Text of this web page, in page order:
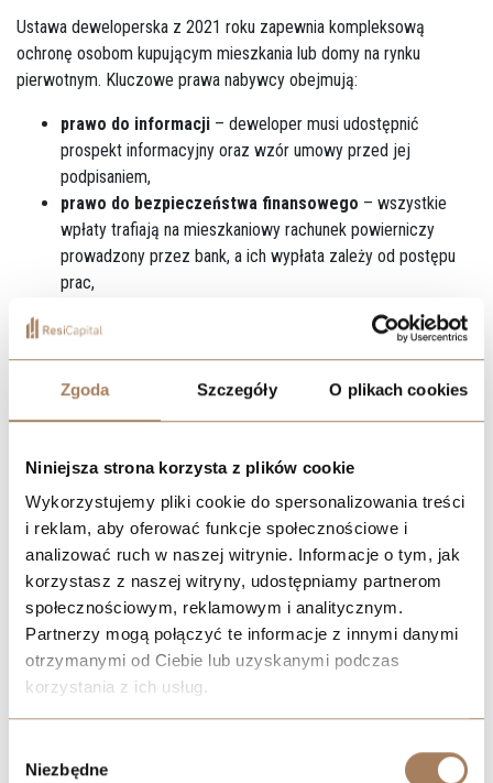
Zgoda Szczegóły O plikach cookies
Niniejsza strona korzysta z plików cookie
Wykorzystujemy pliki cookie do spersonalizowania treści
i reklam, aby oferować funkcje społecznościowe i
analizować ruch w naszej witrynie. Informacje o tym, jak
korzystasz z naszej witryny, udostępniamy partnerom
społecznościowym, reklamowym i analitycznym.
Partnerzy mogą połączyć te informacje z innymi danymi
otrzymanymi od Ciebie lub uzyskanymi podczas
korzystania z ich usług.
process your information.
zgody
Niezbędne
Ustawa deweloperska z 2021 roku zapewnia kompleksową
ochronę osobom kupującym mieszkania lub domy na rynku
pierwotnym. Kluczowe prawa nabywcy obejmują:
prawo do informacji – deweloper musi udostępnić
prospekt informacyjny oraz wzór umowy przed jej
podpisaniem,
prawo do bezpieczeństwa finansowego – wszystkie
wpłaty trafiają na mieszkaniowy rachunek powierniczy
prowadzony przez bank, a ich wypłata zależy od postępu
prac,
– nabywca ma prawo zgłaszać uwagi
podczas odbioru lokalu i wymagać usunięcia usterek,
prawo do odstąpienia od umowy– w sytuacjach
określonych ustawą, np. gdy deweloper nie dotrzyma
terminu, nie przeniesie własności lub nie usunie wad
prawo do ochrony przez Deweloperski Fundusz
Gwarancyjny– w przypadku upadłości dewelopera lub
banku prowadzącego rachunek powierniczy.
Te uprawnienia mają charakter niezbywalny i nie mogą być
ograniczane zapisami umownymi, co stanowi istotne wzmocnienie
pozycji konsumenta w relacji z deweloperem.
Odbiór techniczny lokalu i protokół odbioru
wykonany zgodnie z umową i projektem. Odbywa się onpo